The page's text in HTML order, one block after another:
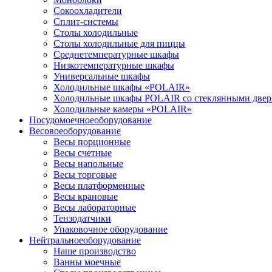
Сокоохладители
Сплит-системы
Столы холодильные
Столы холодильные для пиццы
Среднетемпературные шкафы
Низкотемпературные шкафы
Универсальные шкафы
Холодильные шкафы «POLAIR»
Холодильные шкафы POLAIR со стеклянными
Холодильные камеры «POLAIR»
Посудомоечноеоборудование
Весовоеоборудование
Весы порционные
Весы счетные
Весы напольные
Весы торговые
Весы платформенные
Весы крановые
Весы лабораторные
Тензодатчики
Упаковочное оборудование
Нейтральноеоборудование
Наше производство
Ванны моечные